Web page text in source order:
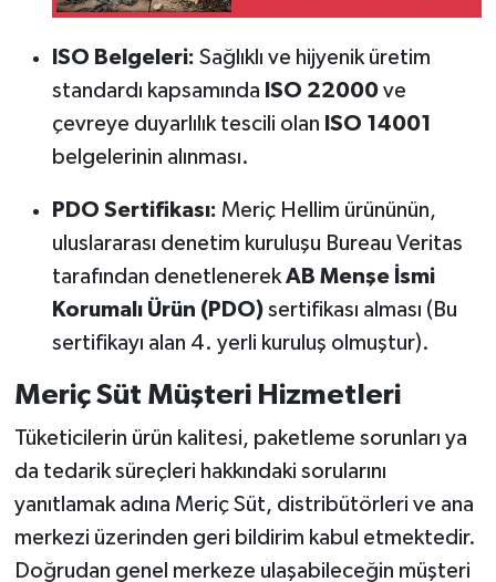
yığını görüntülendi
ISO Belgeleri: Sağlıklı ve hijyenik üretim
standardı kapsamında ISO 22000ve
çevreye duyarlılık tescili olan ISO 14001
belgelerinin alınması.
PDO Sertifikası: Meriç Hellim ürününün,
uluslararası denetim kuruluşu Bureau Veritas
tarafından denetlenerek AB Menşe İsmi
Korumalı Ürün (PDO)sertifikası alması (Bu
sertifikayı alan 4. yerli kuruluş olmuştur).
Meriç Süt Müşteri Hizmetleri
Tüketicilerin ürün kalitesi, paketleme sorunları ya
da tedarik süreçleri hakkındaki sorularını
yanıtlamak adına Meriç Süt, distribütörleri ve ana
merkezi üzerinden geri bildirim kabul etmektedir.
Doğrudan genel merkeze ulaşabileceğin müşteri